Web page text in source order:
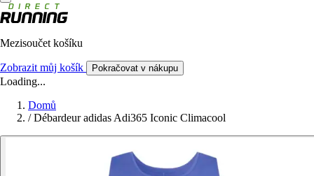
Mezisoučet košíku
Zobrazit můj košík Pokračovat v nákupu
Loading...
Domů
/ Débardeur adidas Adi365 Iconic Climacool